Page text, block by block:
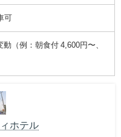
（例：朝食付 4,600円〜、
ホテル